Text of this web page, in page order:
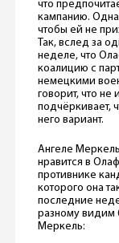
что
кампанию.
чтобы ей не
Так, вслед за
неделе, что
коалицию с
немецкими
говорит, что не
подчёркивает,
него вариант.
Ангеле
нравится в
противнике
которого она
последние
разному видим
Меркель: